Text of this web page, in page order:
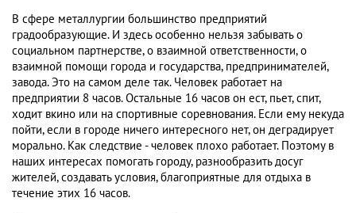
В сфере металлургии большинство предприятий
градообразующие. И здесь особенно нельзя забывать о
социальном партнерстве, о взаимной ответственности, о
взаимной помощи города и государства, предпринимателей,
завода. Это на самом деле так. Человек работает на
предприятии 8 часов. Остальные 16 часов он ест, пьет, спит,
ходит вкино или на спортивные соревнования. Если ему некуда
пойти, если в городе ничего интересного нет, он деградирует
морально. Как следствие - человек плохо работает. Поэтому в
наших интересах помогать городу, разнообразить досуг
жителей, создавать условия, благоприятные для отдыха в
течение этих 16 часов.